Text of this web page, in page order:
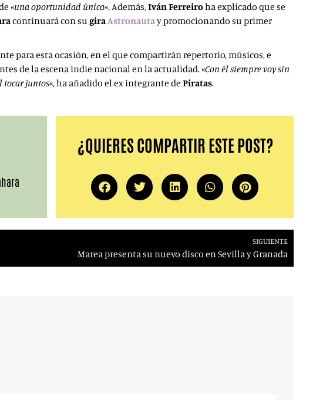
«una oportunidad única«. Además,Iván Ferreiroha explicado que se
continuará con sugiraAstronautay promocionando su primer
para esta ocasión, en el que compartirán repertorio, músicos, e
de la escena indie nacional en la actualidad. «Con él siempre voy sin
tocar juntos«, ha añadido el ex integrante de Piratas.
¿QUIERES COMPARTIR ESTE POST?
SIGUIENTE
Marea presenta su nuevo disco en Sevilla y Granada